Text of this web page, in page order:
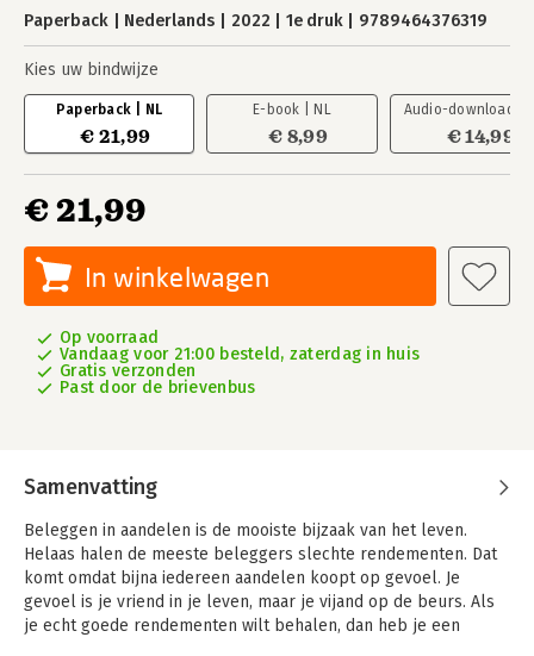
Paperback Nederlands 2022 1e druk 9789464376319
Kies uw bindwijze
Paperback | NL
€ 21,99
E-book | NL
€ 8,99
Audio-download |
€ 14,99
€ 21,99
In winkelwagen
Op voorraad
Vandaag voor 21:00 besteld, zaterdag in huis
Gratis verzonden
Past door de brievenbus
Samenvatting
Beleggen in aandelen is de mooiste bijzaak van het leven.
Helaas halen de meeste beleggers slechte rendementen. Dat
komt omdat bijna iedereen aandelen koopt op gevoel. Je
gevoel is je vriend in je leven, maar je vijand op de beurs. Als
je echt goede rendementen wilt behalen, dan heb je een